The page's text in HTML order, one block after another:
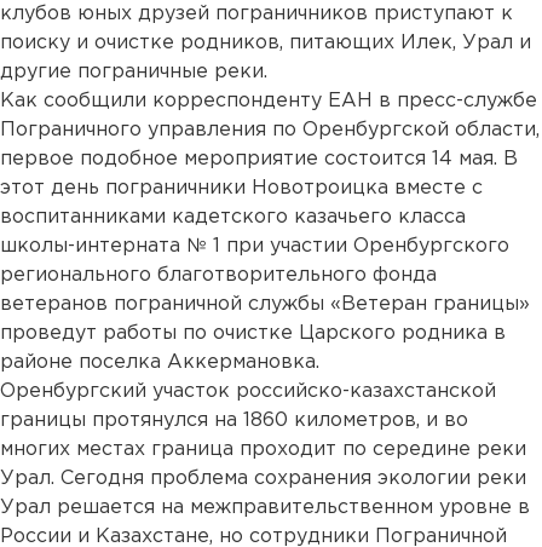
клубов юных друзей пограничников приступают к
поиску и очистке родников, питающих Илек, Урал и
другие пограничные реки.
Как сообщили корреспонденту ЕАН в пресс-службе
Пограничного управления по Оренбургской области,
первое подобное мероприятие состоится 14 мая. В
этот день пограничники Новотроицка вместе с
воспитанниками кадетского казачьего класса
школы-интерната № 1 при участии Оренбургского
регионального благотворительного фонда
ветеранов пограничной службы «Ветеран границы»
проведут работы по очистке Царского родника в
районе поселка Аккермановка.
Оренбургский участок российско-казахстанской
границы протянулся на 1860 километров, и во
многих местах граница проходит по середине реки
Урал. Сегодня проблема сохранения экологии реки
Урал решается на межправительственном уровне в
России и Казахстане, но сотрудники Пограничной